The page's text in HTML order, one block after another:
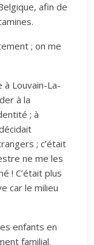
afin de
; on me
à Louvain-La-
à la
; à
; c’était
ne me les
! C’était plus
car le milieu
enfants en
familial.